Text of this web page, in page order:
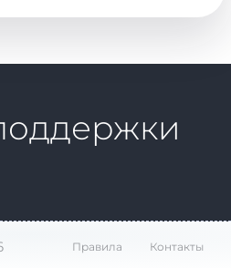
Правила Контакты